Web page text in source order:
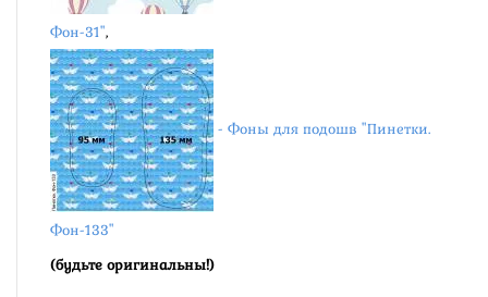
Фон-31",
- Фоны для подошв "Пинетки.
Фон-133"
(будьте оригинальны!)